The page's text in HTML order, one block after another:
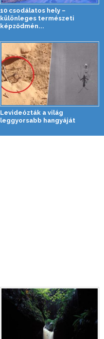
10 csodálatos hely –
különleges természeti
képződmén...
Levideózták a világ
leggyorsabb hangyáját